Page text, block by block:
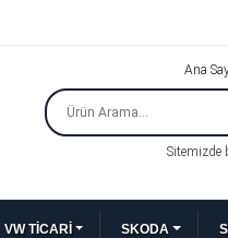
Ana
Sitemizde
VW TİCARİ SKODA